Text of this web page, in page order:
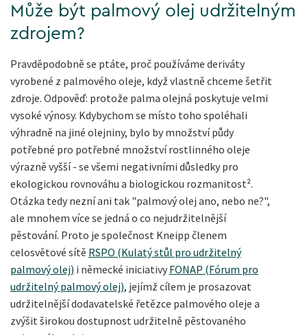
Může být palmový olej udržitelným
zdrojem?
Pravděpodobně se ptáte, proč používáme deriváty
vyrobené z palmového oleje, když vlastně chceme šetřit
zdroje. Odpověď: protože palma olejná poskytuje velmi
vysoké výnosy. Kdybychom se místo toho spoléhali
výhradně na jiné olejniny, bylo by množství půdy
potřebné pro potřebné množství rostlinného oleje
výrazně vyšší - se všemi negativními důsledky pro
ekologickou rovnováhu a biologickou rozmanitost².
Otázka tedy nezní ani tak "palmový olej ano, nebo ne?",
ale mnohem více se jedná o co nejudržitelnější
pěstování. Proto je společnost Kneipp členem
celosvětové sítě RSPO (Kulatý stůl pro udržitelný
palmový olej) i německé iniciativy FONAP (Fórum pro
udržitelný palmový olej), jejímž cílem je prosazovat
udržitelnější dodavatelské řetězce palmového oleje a
zvýšit širokou dostupnost udržitelně pěstovaného